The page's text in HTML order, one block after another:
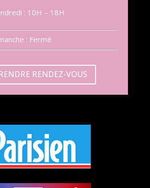
: 10H – 18H
: Fermé
RENDEZ-VOUS